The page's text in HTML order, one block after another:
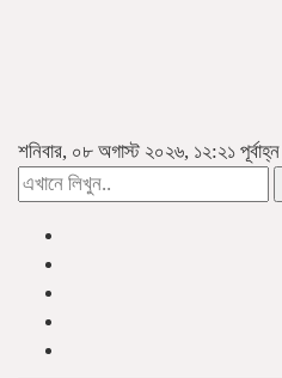
শনিবার, ০৮ অগাস্ট ২০২৬, ১২:২১ পূর্বাহ্ন